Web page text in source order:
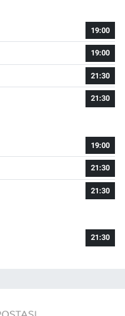
19:00
19:00
21:30
21:30
19:00
21:30
21:30
21:30